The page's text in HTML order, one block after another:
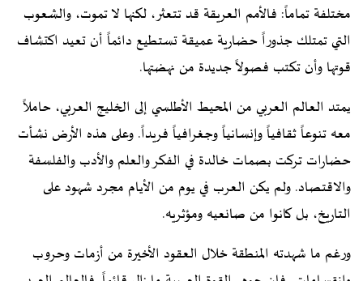
مختلفة تماماً: فالأمم العريقة قد تتعثر، لكنها لا تموت، والشعوب
التي تمتلك جذوراً حضارية عميقة تستطيع دائماً أن تعيد اكتشاف
قوتها وأن تكتب فصولاً جديدة من نهضتها.
يمتد العالم العربي من المحيط الأطلسي إلى الخليج العربي، حاملاً
معه تنوعاً ثقافياً وإنسانياً وجغرافياً فريداً. وعلى هذه الأرض نشأت
حضارات تركت بصمات خالدة في الفكر والعلم والأدب والفلسفة
والاقتصاد. ولم يكن العرب في يوم من الأيام مجرد شهود على
التاريخ، بل كانوا من صانعيه ومؤثريه.
ورغم ما شهدته المنطقة خلال العقود الأخيرة من أزمات وحروب